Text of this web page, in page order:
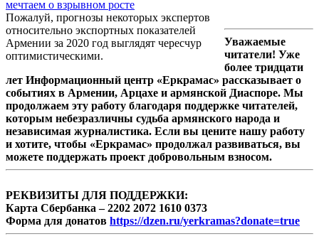
экспорта коз и овец. Вчера уже некоторые
эксперты заявили о том, что эти цифры
носят преимущественно манипулятивный
характер.
мечтаем о взрывном росте
Пожалуй, прогнозы некоторых экспертов
относительно экспортных показателей
Армении за 2020 год выглядят чересчур
оптимистическими.
Уважаемые
читатели! Уже
более тридцати
лет Информационный центр «Еркрамас» рассказывает о
событиях в Армении, Арцахе и армянской Диаспоре. Мы
продолжаем эту работу благодаря поддержке читателей,
которым небезразличны судьба армянского народа и
независимая журналистика. Если вы цените нашу работу
и хотите, чтобы «Еркрамас» продолжал развиваться, вы
можете поддержать проект добровольным взносом.
РЕКВИЗИТЫ ДЛЯ ПОДДЕРЖКИ:
Карта Сбербанка – 2202 2072 1610 0373
Форма для донатов https://dzen.ru/yerkramas?donate=true